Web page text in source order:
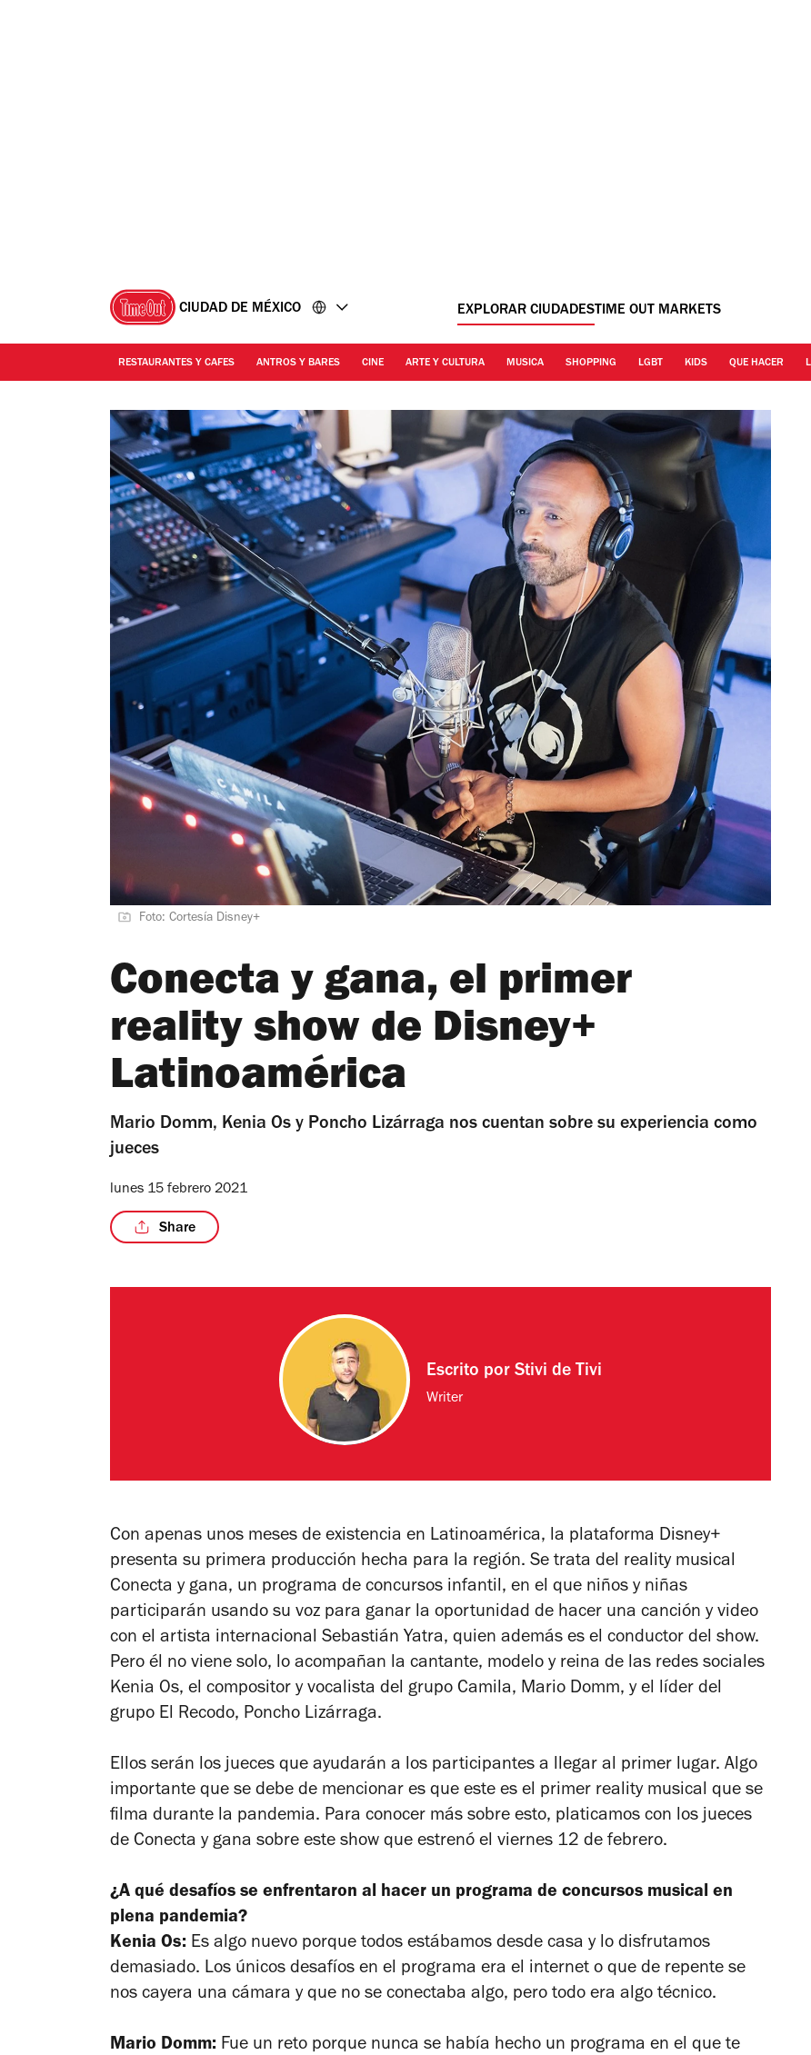
CIUDAD DE MÉXICO EXPLORAR CIUDADESTIME OUT MARKETS
RESTAURANTES Y CAFES ANTROS Y BARES CINE ARTE Y CULTURA MUSICA SHOPPING LGBT KIDS QUE HACER
Foto: Cortesía Disney+
Conecta y gana, el primer
reality show de Disney+
Latinoamérica
Mario Domm, Kenia Os y Poncho Lizárraga nos cuentan sobre su experiencia como
jueces
lunes 15 febrero 2021
Share
Escrito por Stivi de Tivi
Writer
Con apenas unos meses de existencia en Latinoamérica, la plataforma Disney+
presenta su primera producción hecha para la región. Se trata del reality musical
Conecta y gana, un programa de concursos infantil, en el que niños y niñas
participarán usando su voz para ganar la oportunidad de hacer una canción y video
con el artista internacional Sebastián Yatra, quien además es el conductor del show.
Pero él no viene solo, lo acompañan la cantante, modelo y reina de las redes sociales
Kenia Os, el compositor y vocalista del grupo Camila, Mario Domm, y el líder del
grupo El Recodo, Poncho Lizárraga.
Ellos serán los jueces que ayudarán a los participantes a llegar al primer lugar. Algo
importante que se debe de mencionar es que este es el primer reality musical que se
filma durante la pandemia. Para conocer más sobre esto, platicamos con los jueces
de Conecta y gana sobre este show que estrenó el viernes 12 de febrero.
¿A qué desafíos se enfrentaron al hacer un programa de concursos musical en
plena pandemia?
Kenia Os: Es algo nuevo porque todos estábamos desde casa y lo disfrutamos
demasiado. Los únicos desafíos en el programa era el internet o que de repente se
nos cayera una cámara y que no se conectaba algo, pero todo era algo técnico.
Mario Domm: Fue un reto porque nunca se había hecho un programa en el que te